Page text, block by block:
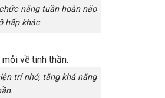
năng tuần hoàn não
hấp khác
trí nhớ, tăng khả năng